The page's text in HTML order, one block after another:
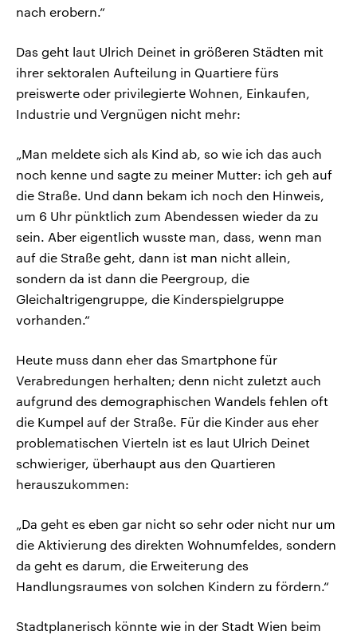
nach erobern.“
Das geht laut Ulrich Deinet in größeren Städten mit
ihrer sektoralen Aufteilung in Quartiere fürs
preiswerte oder privilegierte Wohnen, Einkaufen,
Industrie und Vergnügen nicht mehr:
„Man meldete sich als Kind ab, so wie ich das auch
noch kenne und sagte zu meiner Mutter: ich geh auf
die Straße. Und dann bekam ich noch den Hinweis,
um 6 Uhr pünktlich zum Abendessen wieder da zu
sein. Aber eigentlich wusste man, dass, wenn man
auf die Straße geht, dann ist man nicht allein,
sondern da ist dann die Peergroup, die
Gleichaltrigengruppe, die Kinderspielgruppe
vorhanden.“
Heute muss dann eher das Smartphone für
Verabredungen herhalten; denn nicht zuletzt auch
aufgrund des demographischen Wandels fehlen oft
die Kumpel auf der Straße. Für die Kinder aus eher
problematischen Vierteln ist es laut Ulrich Deinet
schwieriger, überhaupt aus den Quartieren
herauszukommen:
„Da geht es eben gar nicht so sehr oder nicht nur um
die Aktivierung des direkten Wohnumfeldes, sondern
da geht es darum, die Erweiterung des
Handlungsraumes von solchen Kindern zu fördern.“
Stadtplanerisch könnte wie in der Stadt Wien beim